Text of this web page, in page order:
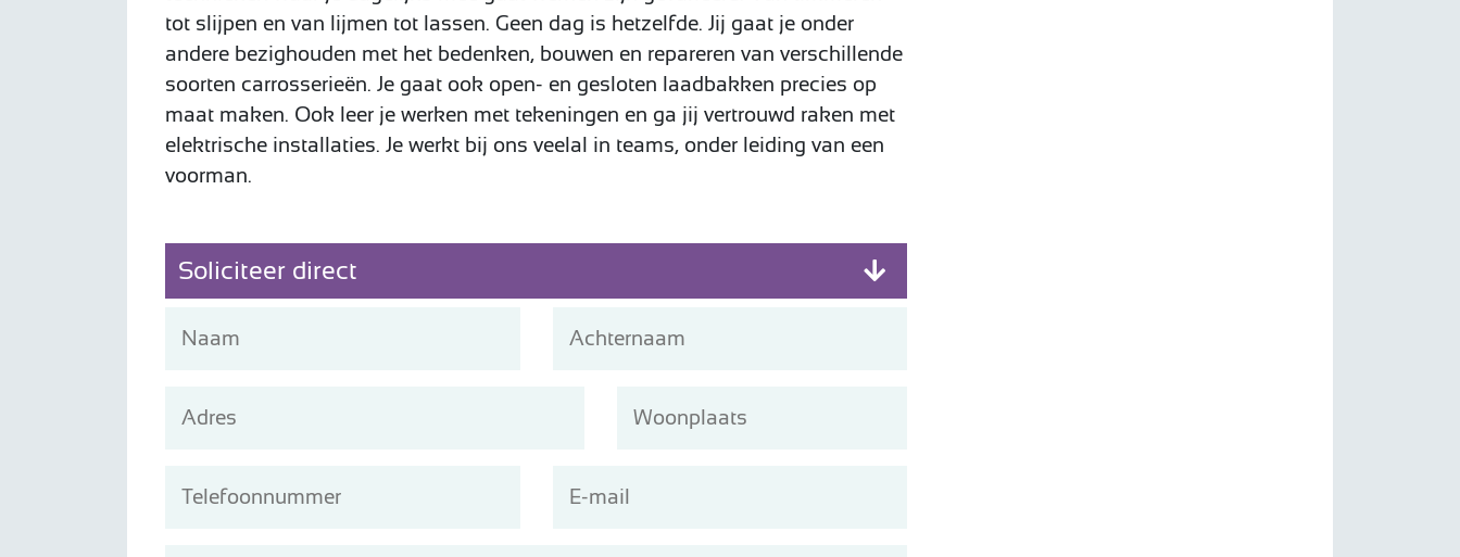
tot slijpen en van lijmen tot lassen. Geen dag is hetzelfde. Jij gaat je onder
andere bezighouden met het bedenken, bouwen en repareren van verschillende
soorten carrosserieën. Je gaat ook open- en gesloten laadbakken precies op
maat maken. Ook leer je werken met tekeningen en ga jij vertrouwd raken met
elektrische installaties. Je werkt bij ons veelal in teams, onder leiding van een
voorman.
Soliciteer direct